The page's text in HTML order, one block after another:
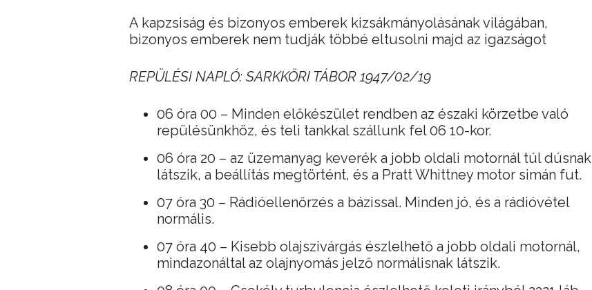
A kapzsiság és bizonyos emberek kizsákmányolásának világában,
bizonyos emberek nem tudják többé eltusolni majd az igazságot
REPÜLÉSI NAPLÓ: SARKKÖRI TÁBOR 1947/02/19
06 óra 00 – Minden előkészület rendben az északi körzetbe való
repülésünkhöz, és teli tankkal szállunk fel 06 10-kor.
06 óra 20 – az üzemanyag keverék a jobb oldali motornál túl dúsnak
látszik, a beállítás megtörtént, és a Pratt Whittney motor simán fut.
07 óra 30 – Rádióellenőrzés a bázissal. Minden jó, és a rádióvétel
normális.
07 óra 40 – Kisebb olajszivárgás észlelhető a jobb oldali motornál,
mindazonáltal az olajnyomás jelző normálisnak látszik.